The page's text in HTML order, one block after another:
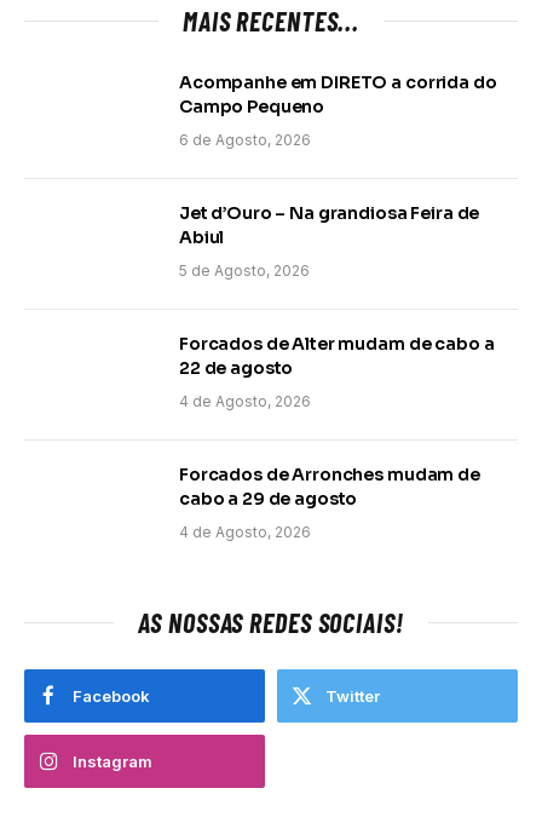
MAIS RECENTES...
Acompanhe em DIRETO a corrida do
Campo Pequeno
6 de Agosto, 2026
Jet d’Ouro – Na grandiosa Feira de
Abiul
5 de Agosto, 2026
Forcados de Alter mudam de cabo a
22 de agosto
4 de Agosto, 2026
Forcados de Arronches mudam de
cabo a 29 de agosto
4 de Agosto, 2026
AS NOSSAS REDES SOCIAIS!
Facebook Twitter
Instagram